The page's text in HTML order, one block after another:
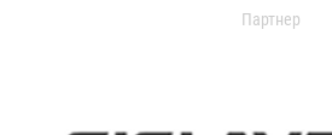
Партнер